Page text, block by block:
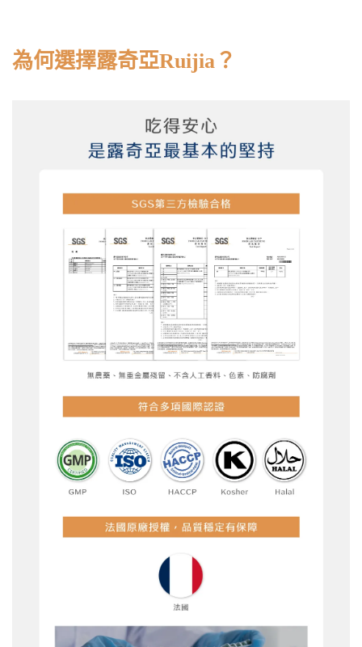
為何選擇露奇亞Ruijia？